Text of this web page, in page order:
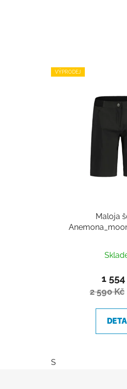
VÝPRODEJ
Maloja
1
2 590 Kč
S